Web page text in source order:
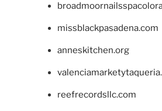
missblackpasadena.com
anneskitchen.org
reefrecordsllc.com